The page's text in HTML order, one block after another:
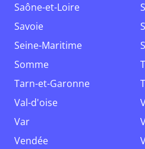
Saône-et-Loire
Savoie
Seine-Maritime
Somme
Tarn-et-Garonne
Val-d'oise
Var
Vendée